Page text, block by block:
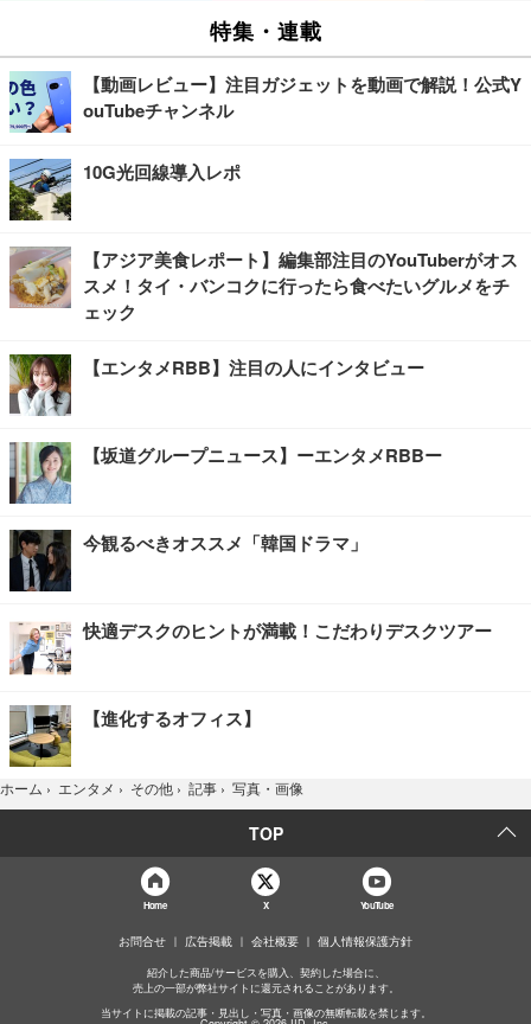
特集・連載
【動画レビュー】注目ガジェットを動画で解説！公式Y
ouTubeチャンネル
10G光回線導入レポ
【アジア美食レポート】編集部注目のYouTuberがオス
スメ！タイ・バンコクに行ったら食べたいグルメをチ
ェック
【エンタメRBB】注目の人にインタビュー
【坂道グループニュース】ーエンタメRBBー
今観るべきオススメ「韓国ドラマ」
快適デスクのヒントが満載！こだわりデスクツアー
【進化するオフィス】
ホーム › エンタメ › その他 › 記事 › 写真・画像
TOP
Home X YouTube
お問合せ 広告掲載 会社概要 個人情報保護方針
紹介した商品/サービスを購入、契約した場合に、
売上の一部が弊社サイトに還元されることがあります。
当サイトに掲載の記事・見出し・写真・画像の無断転載を禁じます。